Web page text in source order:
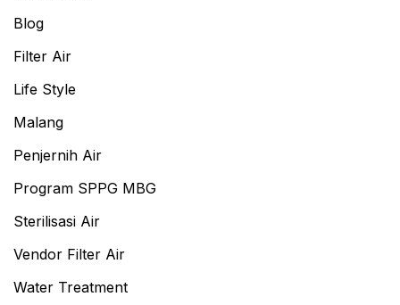
Blog
Filter Air
Life Style
Malang
Penjernih Air
Program SPPG MBG
Sterilisasi Air
Vendor Filter Air
Water Treatment